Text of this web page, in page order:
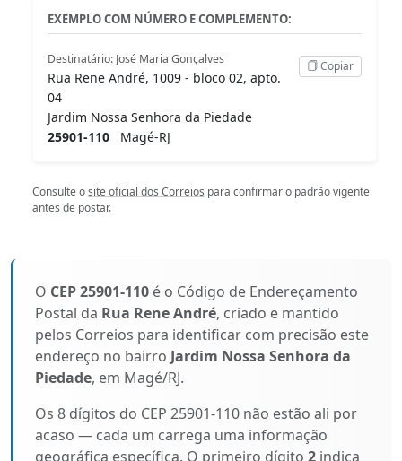
EXEMPLO COM NÚMERO E COMPLEMENTO:
Destinatário: José Maria Gonçalves
Rua Rene André, 1009 - bloco 02, apto.
04
Jardim Nossa Senhora da Piedade
25901-110 Magé-RJ
Copiar
Consulte osite oficial dos Correios para confirmar o padrão vigente
antes de postar.
O CEP 25901-110 é o Código de Endereçamento
Postal da Rua Rene André, criado e mantido
pelos Correios para identificar com precisão este
endereço no bairro Jardim Nossa Senhora da
Piedade, em Magé/RJ.
Os 8 dígitos do CEP 25901-110 não estão ali por
acaso — cada um carrega uma informação
geográfica específica. O primeiro dígito 2 indica